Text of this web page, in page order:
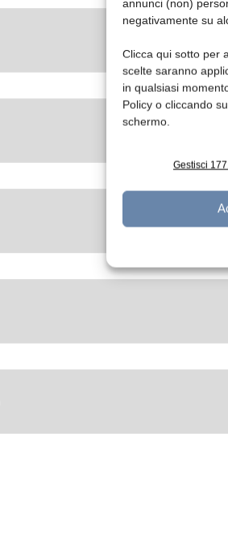
annunci (non)
negativamente su
Clicca qui sotto per
scelte saranno
in qualsiasi
Policy o cliccando
schermo.
Gestisci